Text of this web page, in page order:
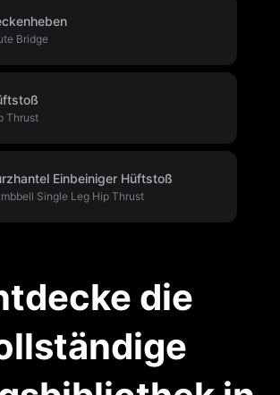
Bridge
Thrust
Einbeiniger Hüftstoß
Single Leg Hip Thrust
die